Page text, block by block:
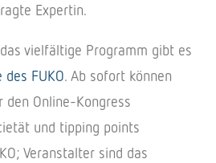
Expertin.
viel­fäl­tige Programm gibt es
FUKO. Ab sofort können
Online-Kongress
und tipping points
Veran­stal­ter sind das